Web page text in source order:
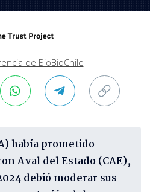
de BioBioChile
había prometido
Aval del Estado (CAE),
debió moderar sus